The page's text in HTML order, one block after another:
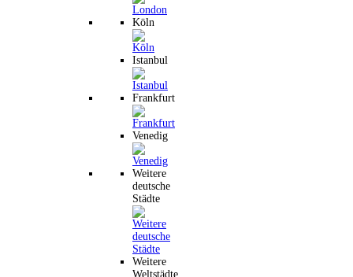
Köln
Istanbul
Frankfurt
Venedig
Weitere
deutsche
Städte
Weitere
Weltstädte